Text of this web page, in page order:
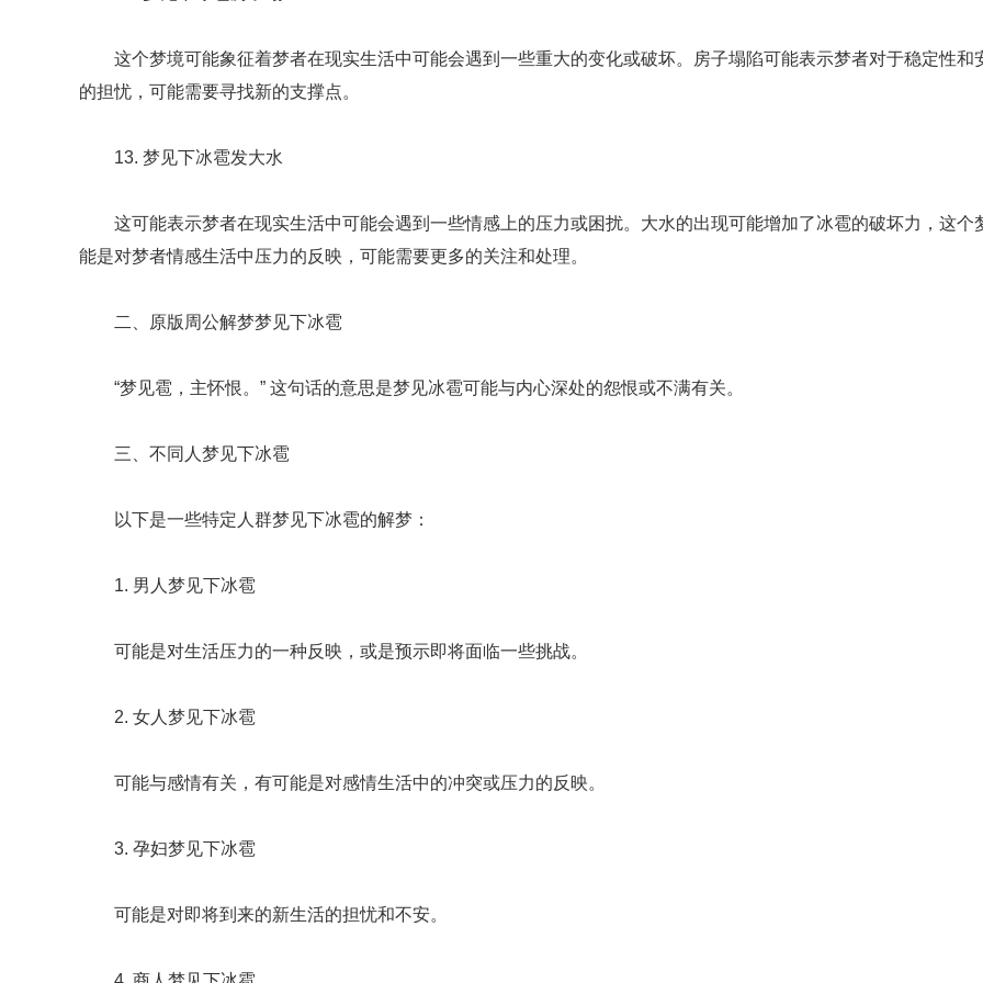
这个梦境可能象征着梦者在现实生活中可能会遇到一些重大的变化或破坏。房子塌陷可能表示梦者对于稳定性和
的担忧，可能需要寻找新的支撑点。
13. 梦见下冰雹发大水
这可能表示梦者在现实生活中可能会遇到一些情感上的压力或困扰。大水的出现可能增加了冰雹的破坏力，这个
能是对梦者情感生活中压力的反映，可能需要更多的关注和处理。
二、原版周公解梦梦见下冰雹
“梦见雹，主怀恨。” 这句话的意思是梦见冰雹可能与内心深处的怨恨或不满有关。
三、不同人梦见下冰雹
以下是一些特定人群梦见下冰雹的解梦：
1. 男人梦见下冰雹
可能是对生活压力的一种反映，或是预示即将面临一些挑战。
2. 女人梦见下冰雹
可能与感情有关，有可能是对感情生活中的冲突或压力的反映。
3. 孕妇梦见下冰雹
可能是对即将到来的新生活的担忧和不安。